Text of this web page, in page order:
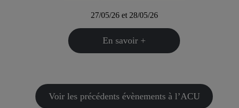
27/05/26 et 28/05/26
En savoir +
Voir les précédents évènements à l’ACU